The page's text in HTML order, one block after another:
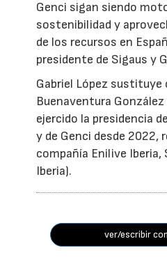
Genci sigan siendo
sostenibilidad y
de los recursos en
presidente de Sigaus y
Gabriel López sustituye
Buenaventura González
ejercido la presidencia
y de Genci desde 2022,
compañía Enilive Iberia,
Iberia).
ver/escribir